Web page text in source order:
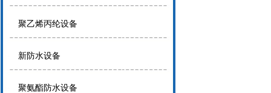
聚乙烯丙纶设备
新防水设备
聚氨酯防水设备